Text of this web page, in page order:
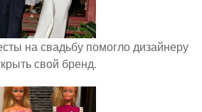
на свадьбу помогло дизайнеру
свой бренд.